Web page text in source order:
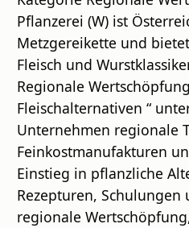
Pflanzerei (W) ist
Metzgereikette und
Fleisch und
Regionale
Fleischalternativen “
Unternehmen regionale
Feinkostmanufakturen
Einstieg in pflanzliche
Rezepturen,
regionale